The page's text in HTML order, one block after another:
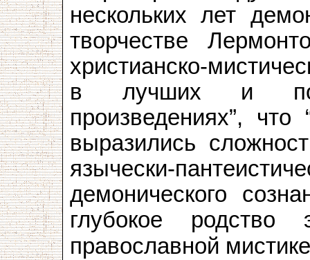
нескольких лет
творчестве
христианско-
в лучших и
произведениях”,
выразились
язычески-
демонического
глубокое
православной